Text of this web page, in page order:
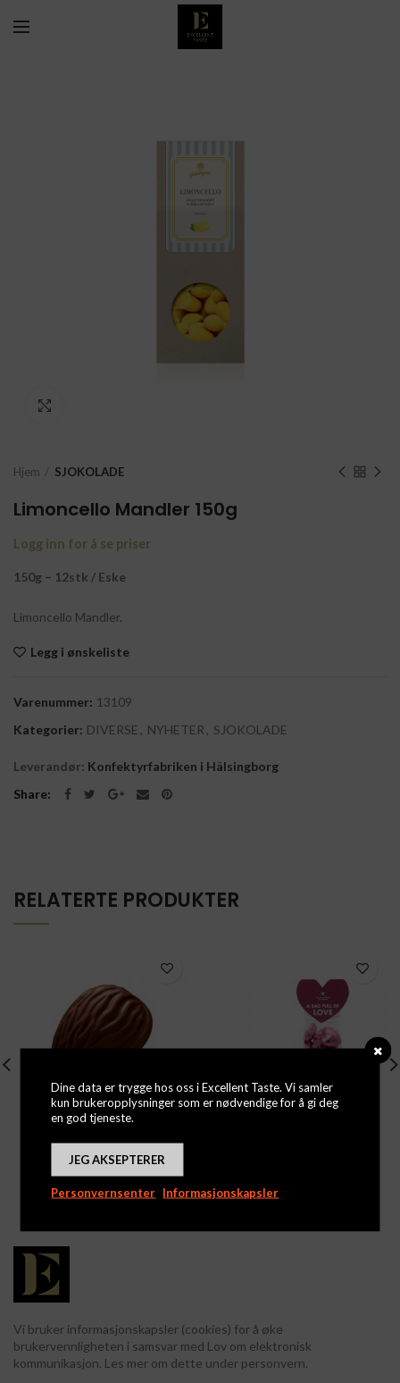
Hjem SJOKOLADE
Limoncello Mandler 150g
Logg inn for å se priser
150g – 12stk / Eske
Limoncello Mandler.
Legg i ønskeliste
Varenummer: 13109
Kategorier: DIVERSE , NYHETER , SJOKOLADE
Leverandør: Konfektyrfabriken i Hälsingborg
Share
RELATERTE PRODUKTER
Athos
Logg inn for å se priser
Vi bruker informasjonskapsler (cookies) for å øke
brukervennligheten i samsvar med Lov om elektronisk
kommunikasjon. Les mer om dette under personvern.
Dine data er trygge hos oss i Excellent Taste. Vi samler
kun brukeropplysninger som er nødvendige for å gi deg
en god tjeneste.
JEG AKSEPTERER
Personvernsenter Informasjonskapsler